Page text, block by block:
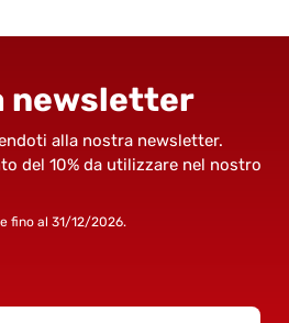
newsletter
alla nostra newsletter.
del 10% da utilizzare nel nostro
fino al 31/12/2026.